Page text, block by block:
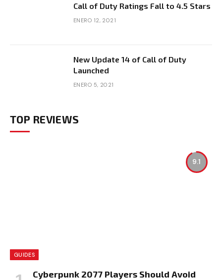
Call of Duty Ratings Fall to 4.5 Stars
ENERO 12, 2021
New Update 14 of Call of Duty
Launched
ENERO 5, 2021
TOP REVIEWS
9.1
GUIDES
Cyberpunk 2077 Players Should Avoid